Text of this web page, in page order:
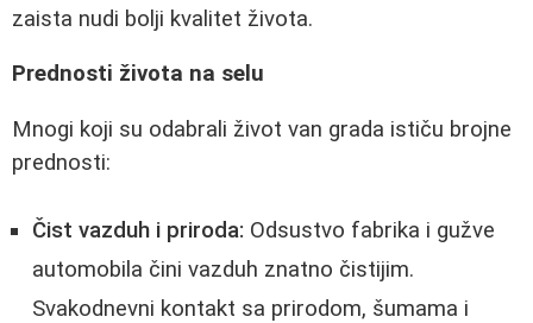
zaista nudi bolji kvalitet života.
Prednosti života na selu
Mnogi koji su odabrali život van grada ističu brojne
prednosti:
Čist vazduh i priroda: Odsustvo fabrika i gužve
automobila čini vazduh znatno čistijim.
Svakodnevni kontakt sa prirodom, šumama i